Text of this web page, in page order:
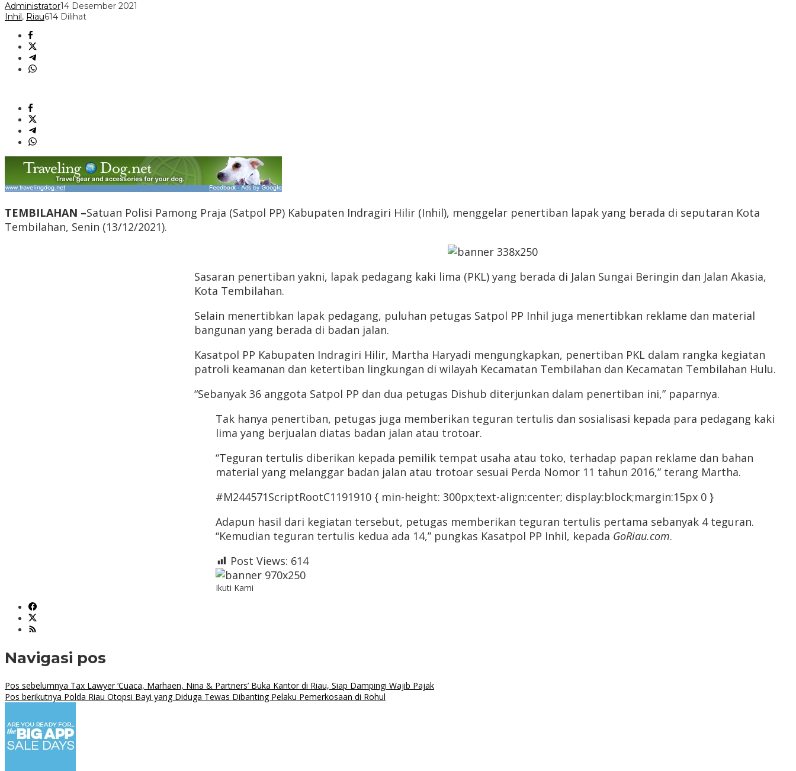
Administrator14 Desember 2021
Inhil, Riau614 Dilihat
TEMBILAHAN –Satuan Polisi Pamong Praja (Satpol PP) Kabupaten Indragiri Hilir (Inhil), menggelar penertiban lapak yang berada di seputaran Kota
Tembilahan, Senin (13/12/2021).
Sasaran penertiban yakni, lapak pedagang kaki lima (PKL) yang berada di Jalan Sungai Beringin dan Jalan Akasia,
Kota Tembilahan.
Selain menertibkan lapak pedagang, puluhan petugas Satpol PP Inhil juga menertibkan reklame dan material
bangunan yang berada di badan jalan.
Kasatpol PP Kabupaten Indragiri Hilir, Martha Haryadi mengungkapkan, penertiban PKL dalam rangka kegiatan
patroli keamanan dan ketertiban lingkungan di wilayah Kecamatan Tembilahan dan Kecamatan Tembilahan Hulu.
“Sebanyak 36 anggota Satpol PP dan dua petugas Dishub diterjunkan dalam penertiban ini,” paparnya.
Tak hanya penertiban, petugas juga memberikan teguran tertulis dan sosialisasi kepada para pedagang kaki
lima yang berjualan diatas badan jalan atau trotoar.
“Teguran tertulis diberikan kepada pemilik tempat usaha atau toko, terhadap papan reklame dan bahan
material yang melanggar badan jalan atau trotoar sesuai Perda Nomor 11 tahun 2016,” terang Martha.
#M244571ScriptRootC1191910 { min-height: 300px;text-align:center; display:block;margin:15px 0 }
Adapun hasil dari kegiatan tersebut, petugas memberikan teguran tertulis pertama sebanyak 4 teguran.
“Kemudian teguran tertulis kedua ada 14,” pungkas Kasatpol PP Inhil, kepada GoRiau.com.
Post Views: 614
Ikuti Kami
Navigasi pos
Pos sebelumnya Tax Lawyer ‘Cuaca, Marhaen, Nina & Partners’ Buka Kantor di Riau, Siap Dampingi Wajib Pajak
Pos berikutnya Polda Riau Otopsi Bayi yang Diduga Tewas Dibanting Pelaku Pemerkosaan di Rohul